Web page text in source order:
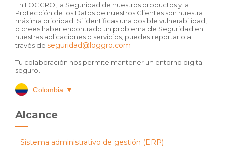
En LOGGRO, la Seguridad de nuestros productos y la
Protección de los Datos de nuestros Clientes son nuestra
máxima prioridad. Si identificas una posible vulnerabilidad,
o crees haber encontrado un problema de Seguridad en
nuestras aplicaciones o servicios, puedes reportarlo a
través de seguridad@loggro.com
Tu colaboración nos permite mantener un entorno digital
seguro.
Colombia ▼
Alcance
Sistema administrativo de gestión (ERP)